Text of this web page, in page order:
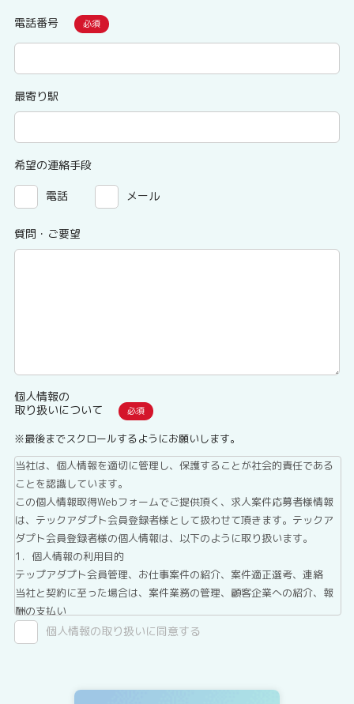
電話番号
最寄り駅
希望の連絡手段
電話 メール
質問・ご要望
個人情報の
取り扱いについて
※最後までスクロールするようにお願いします。
当社は、個人情報を適切に管理し、保護することが社会的責任である
ことを認識しています。
この個人情報取得Webフォームでご提供頂く、求人案件応募者様情報
は、テックアダプト会員登録者様として扱わせて頂きます。テックア
ダプト会員登録者様の個人情報は、以下のように取り扱います。
1．個人情報の利用目的
テップアダプト会員管理、お仕事案件の紹介、案件適正選考、連絡
当社と契約に至った場合は、案件業務の管理、顧客企業への紹介、報
酬の支払い
2．第三者提供について
テックアダプト会員登録者情報は、法令に基づく場合、委託する場合
個人情報の取り扱いに同意する